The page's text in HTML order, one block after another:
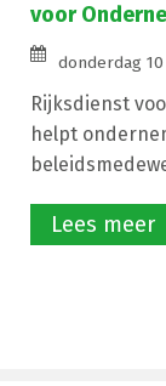
voor
donderdag
Rijksdienst
helpt
Lees meer